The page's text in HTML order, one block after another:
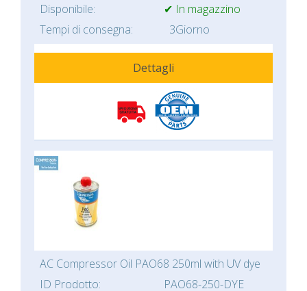
Disponibile:
✔ In magazzino
Tempi di consegna:
3Giorno
Dettagli
AC Compressor Oil PAO68 250ml with UV dye
ID Prodotto:
PAO68-250-DYE